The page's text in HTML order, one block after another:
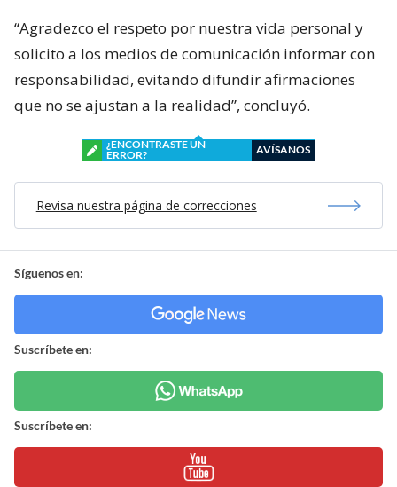
“Agradezco el respeto por nuestra vida personal y
solicito a los medios de comunicación informar con
responsabilidad, evitando difundir afirmaciones
que no se ajustan a la realidad”, concluyó.
¿ENCONTRASTE UN
ERROR?
AVÍSANOS
Revisa nuestra página de correcciones
Síguenos en:
Suscríbete en:
Suscríbete en: